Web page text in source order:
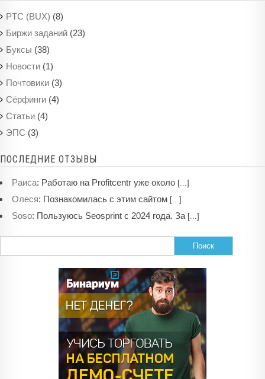
PTC (BUX) (8)
Биржи заданий (23)
Буксы (38)
Новости (1)
Почтовики (3)
Сёрфинги (4)
Статьи (4)
ЭПС (3)
ПОСЛЕДНИЕ ОТЗЫВЫ
Раиса: Работаю на Profitcentr уже около [...]
Олеся: Познакомилась с этим сайтом [...]
Soso: Пользуюсь Seosprint с 2024 года. За [...]